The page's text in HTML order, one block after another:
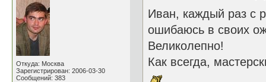
Откуда: Москва
Зарегистрирован: 2006-03-30
Сообщений: 383
Иван, каждый раз с
ошибаюсь в своих
Великолепно!
Как всегда,